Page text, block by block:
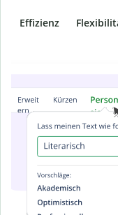
Effizienz
Stelle mit der
% original ist.
und finde fehlende